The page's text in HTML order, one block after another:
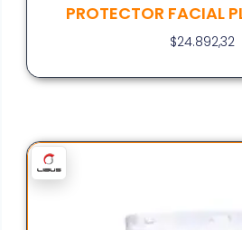
PROTECTOR FACIAL
$24.892,32